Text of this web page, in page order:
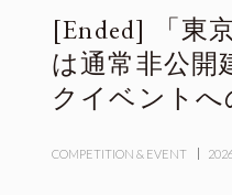
「東
は通常非公開
クイベント
COMPETITION & EVENT